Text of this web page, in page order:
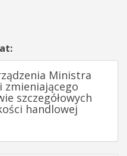
Ministra
zmieniającego
szczegółowych
handlowej